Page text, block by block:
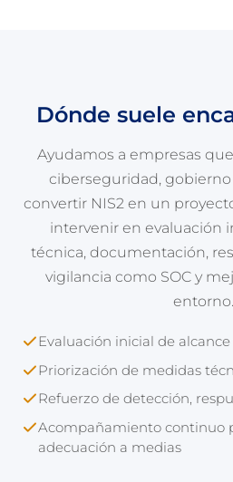
Dónde suele
Ayudamos a empresas
ciberseguridad,
convertir NIS2 en un
intervenir en evaluación
técnica, documentación,
vigilancia como SOC y
entorno.
Evaluación inicial de
Priorización de medidas
Refuerzo de detección,
Acompañamiento continuo
adecuación a medias